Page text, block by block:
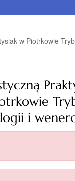
w Piotrkowie
i